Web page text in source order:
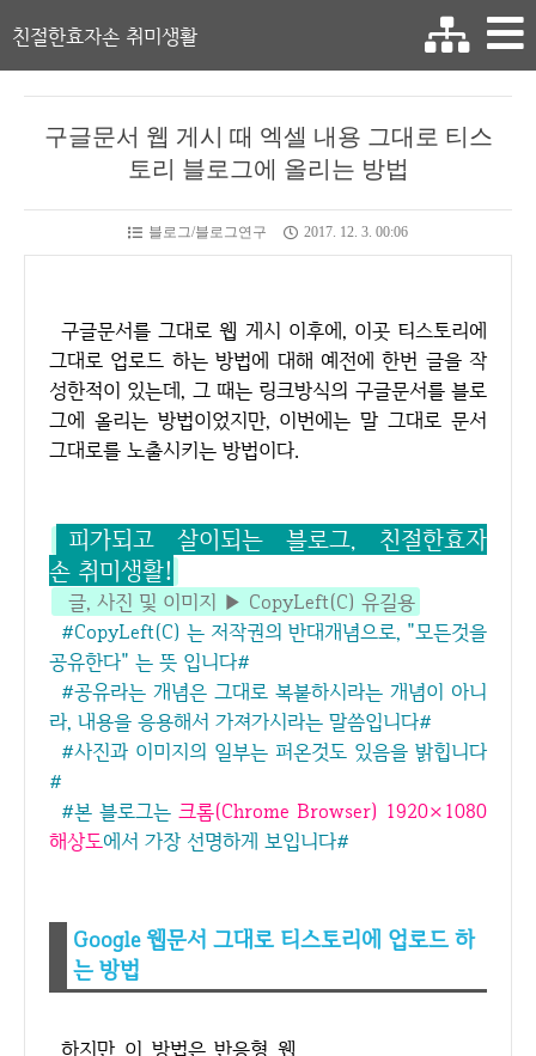
친절한효자손 취미생활
구글문서 웹 게시 때 엑셀 내용 그대로 티스
토리 블로그에 올리는 방법
블로그/블로그연구 2017. 12. 3. 00:06
구글문서를 그대로 웹 게시 이후에, 이곳 티스토리에
그대로 업로드 하는 방법에 대해 예전에 한번 글을 작
성한적이 있는데, 그 때는 링크방식의 구글문서를 블로
그에 올리는 방법이었지만, 이번에는 말 그대로 문서
그대로를 노출시키는 방법이다.
피가되고 살이되는 블로그, 친절한효자
손 취미생활!
글, 사진 및 이미지 ▶ CopyLeft(C) 유길용
#CopyLeft(C) 는 저작권의 반대개념으로, "모든것을
공유한다" 는 뜻 입니다#
#공유라는 개념은 그대로 복붙하시라는 개념이 아니
라, 내용을 응용해서 가져가시라는 말씀입니다#
#사진과 이미지의 일부는 퍼온것도 있음을 밝힙니다
#
#본 블로그는 크롬(Chrome Browser) 1920×1080
해상도에서 가장 선명하게 보입니다#
Google 웹문서 그대로 티스토리에 업로드 하
는 방법
하지만 이 방법은 반응형 웹